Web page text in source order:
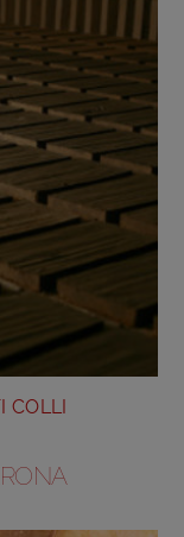
COLLI